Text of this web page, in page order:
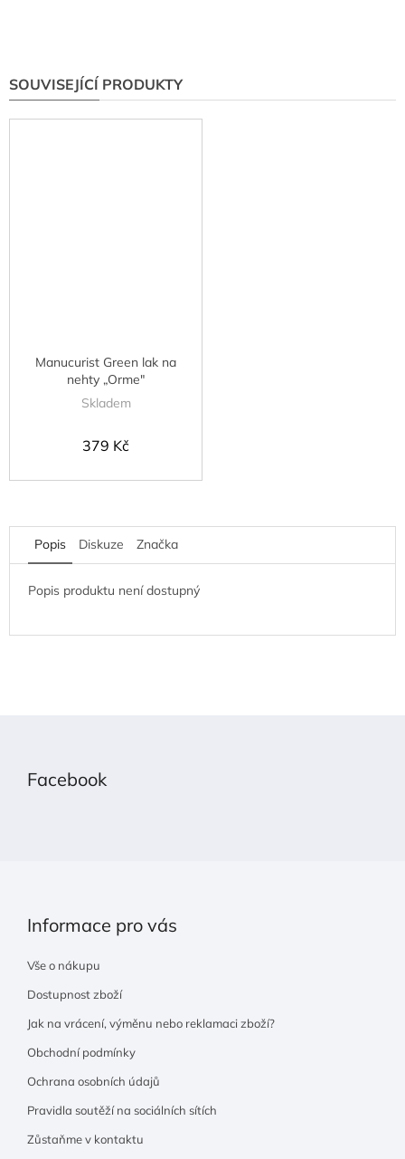
SOUVISEJÍCÍ PRODUKTY
Manucurist Green lak na
nehty „Orme"
Skladem
379 Kč
Popis Diskuze Značka
Popis produktu není dostupný
Facebook
Informace pro vás
Vše o nákupu
Dostupnost zboží
Jak na vrácení, výměnu nebo reklamaci zboží?
Obchodní podmínky
Ochrana osobních údajů
Pravidla soutěží na sociálních sítích
Zůstaňme v kontaktu